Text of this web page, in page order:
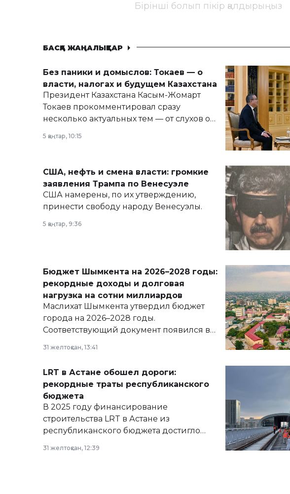
Бірінші болып пікір қалдырыңыз
БАСҚА ЖАҢАЛЫҚТАР
Без паники и домыслов: Токаев — о
власти, налогах и будущем Казахстана
Президент Казахстана Касым-Жомарт
Токаев прокомментировал сразу
несколько актуальных тем — от слухов о
армии, экономики и личного здоровья.
5 қаңтар, 10:15
США, нефть и смена власти: громкие
заявления Трампа по Венесуэле
США намерены, по их утверждению,
принести свободу народу Венесуэлы.
5 қаңтар, 9:36
Бюджет Шымкента на 2026–2028 годы:
рекордные доходы и долговая
нагрузка на сотни миллиардов
Маслихат Шымкента утвердил бюджет
города на 2026–2028 годы.
Соответствующий документ появился в
сайте маслихат города.
31 желтоқсан, 13:41
LRT в Астане обошел дороги:
рекордные траты республиканского
бюджета
В 2025 году финансирование
строительства LRT в Астане из
республиканского бюджета достигло
31 желтоқсан, 12:39